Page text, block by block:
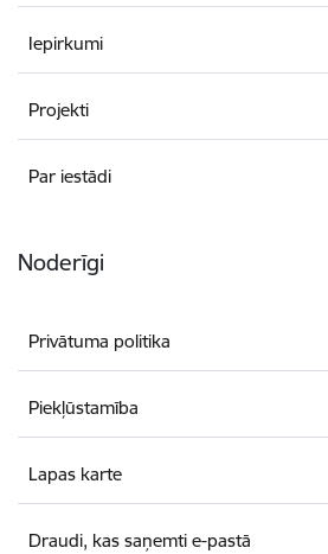
Iepirkumi
Projekti
Par iestādi
Noderīgi
Privātuma politika
Piekļūstamība
Lapas karte
Draudi, kas saņemti e-pastā